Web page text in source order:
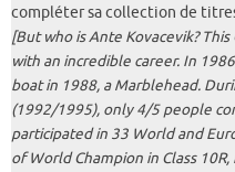
compléter sa collection de
[But who is Ante Kovacevik?
with an incredible career. In
boat in 1988, a Marblehead.
(1992/1995), only 4/5 people
participated in 33 World and
of World Champion in Class